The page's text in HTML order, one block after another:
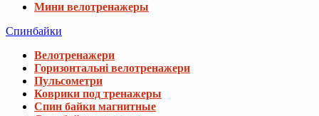
Мини велотренажеры
Спинбайки
Велотренажери
Горизонтальні велотренажери
Пульсометри
Коврики под тренажеры
Спин байки магнитные